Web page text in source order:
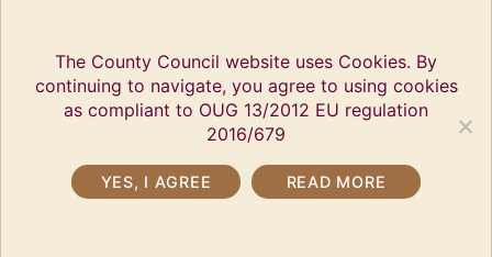
The County Council website uses Cookies. By
continuing to navigate, you agree to using cookies
as compliant to OUG 13/2012 EU regulation
2016/679
YES, I AGREE READ MORE